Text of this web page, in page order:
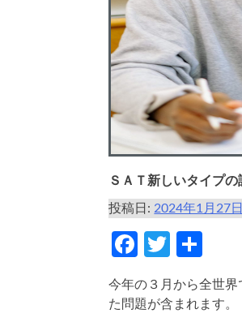
ＳＡＴ新しいタイプの
投稿日:2024年1月27日
Facebook
Twitter
有
今年の３月から全世
た問題が含まれます。